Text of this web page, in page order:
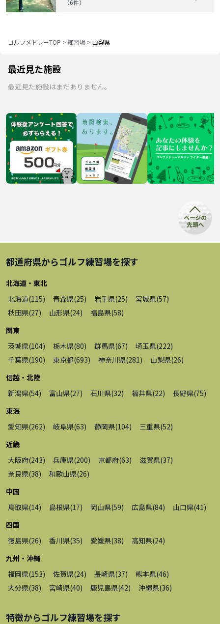
（6件）
ゴルフメドレーTOP > 練習場 > 山梨県
最近見た施設
最近見た施設はまだありません。
都道府県からゴルフ練習場を探す
北海道・東北
北海道(115) 青森県(25) 岩手県(25) 宮城県(57)
秋田県(27) 山形県(24) 福島県(58)
関東
茨城県(104) 栃木県(80) 群馬県(67) 埼玉県(222)
千葉県(190) 東京都(693) 神奈川県(281) 山梨県(26)
信越・北陸
新潟県(54) 富山県(27) 石川県(32) 福井県(22) 長野県(75)
東海
愛知県(262) 岐阜県(63) 静岡県(104) 三重県(52)
近畿
大阪府(243) 兵庫県(200) 京都府(63) 滋賀県(37)
奈良県(38) 和歌山県(26)
中国
鳥取県(14) 島根県(17) 岡山県(59) 広島県(84) 山口県(41)
四国
徳島県(26) 香川県(35) 愛媛県(38) 高知県(24)
九州・沖縄
福岡県(153) 佐賀県(24) 長崎県(37) 熊本県(46)
大分県(38) 宮崎県(40) 鹿児島県(42) 沖縄県(36)
特徴からゴルフ練習場を探す